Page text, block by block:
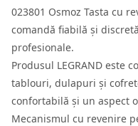
023801 Osmoz Tasta cu
comandă fiabilă și
profesionale.
Produsul LEGRAND este
tablouri, dulapuri și
confortabilă și un aspect
Mecanismul cu revenire